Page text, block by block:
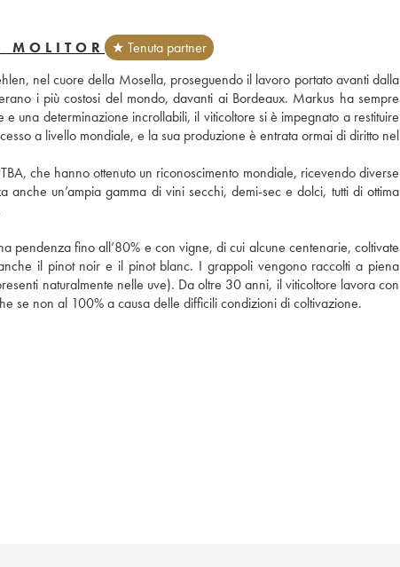
MOLITOR
★ Tenuta partner
nel cuore della Mosella, proseguendo il lavoro portato avanti dalla
i più costosi del mondo, davanti ai Bordeaux. Markus ha sempre
una determinazione incrollabili, il viticoltore si è impegnato a restituire
a livello mondiale, e la sua produzione è entrata ormai di diritto nel
che hanno ottenuto un riconoscimento mondiale, ricevendo diverse
un’ampia gamma di vini secchi, demi-sec e dolci, tutti di ottima
pendenza fino all’80% e con vigne, di cui alcune centenarie, coltivate
il pinot noir e il pinot blanc. I grappoli vengono raccolti a piena
naturalmente nelle uve). Da oltre 30 anni, il viticoltore lavora con
se non al 100% a causa delle difficili condizioni di coltivazione.